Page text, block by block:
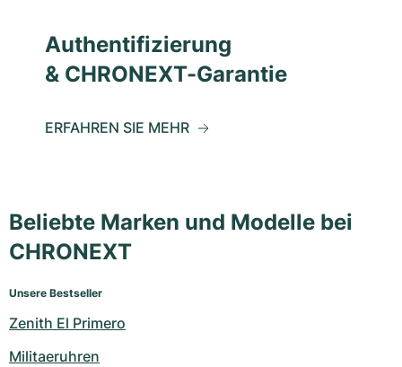
Authentifizierung
& CHRONEXT-Garantie
ERFAHREN SIE MEHR
Beliebte Marken und Modelle bei
CHRONEXT
Unsere Bestseller
Zenith El Primero
Militaeruhren